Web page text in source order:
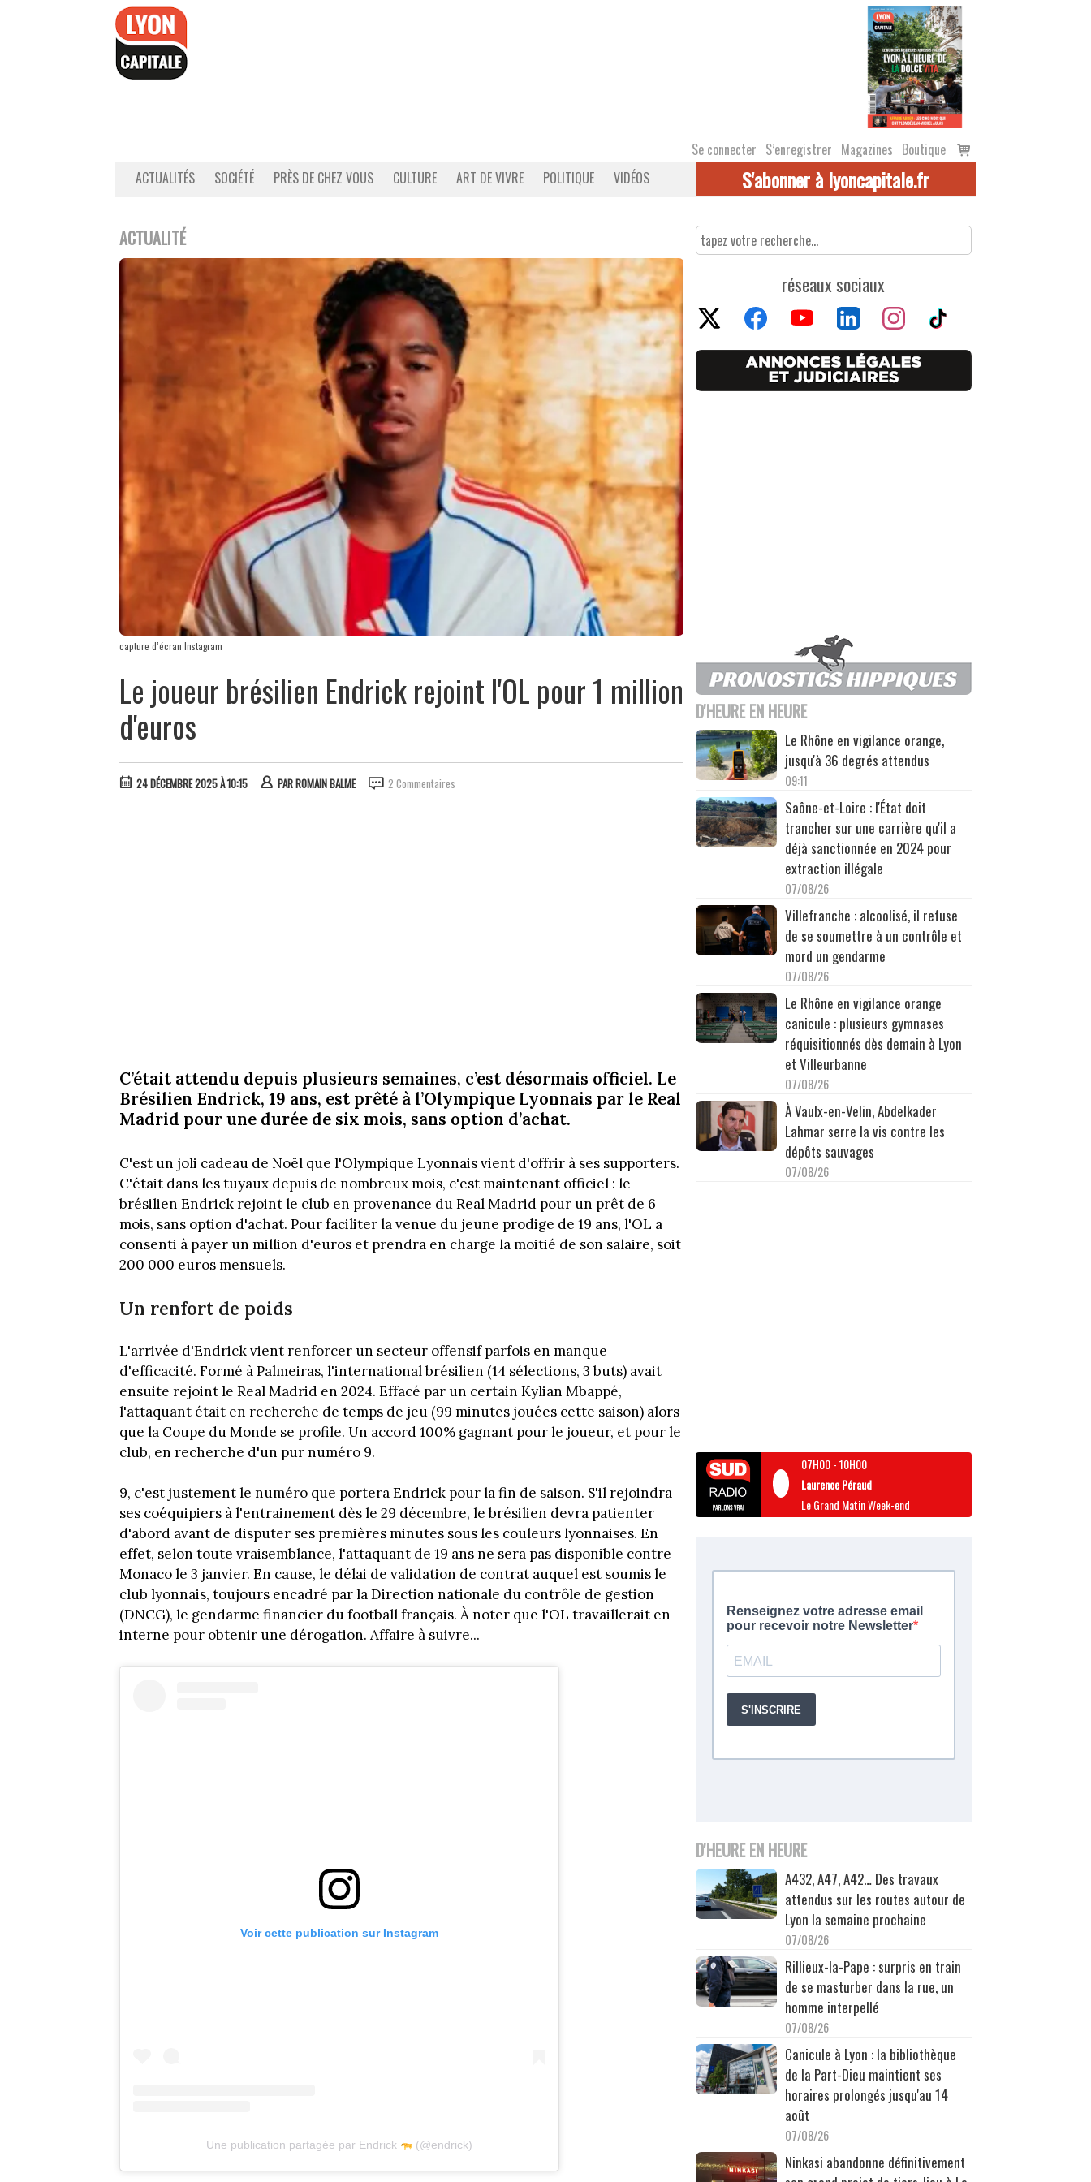
Se connecter S’enregistrer Magazines Boutique
Voir
le
ACTUALITÉS SOCIÉTÉ PRÈS DE CHEZ VOUS CULTURE ART DE VIVRE POLITIQUE VIDÉOS S'abonner à lyoncapitale.fr
ACTUALITÉ
capture d’écran Instagram
Le joueur brésilien Endrick rejoint l'OL pour 1 million
d'euros
24 DÉCEMBRE 2025 À 10:15 PARROMAIN BALME 2 Commentaires
C’était attendu depuis plusieurs semaines, c’est désormais officiel. Le
Brésilien Endrick, 19 ans, est prêté à l’Olympique Lyonnais par le Real
Madrid pour une durée de six mois, sans option d’achat.
C'est un joli cadeau de Noël que l'Olympique Lyonnais vient d'offrir à ses supporters.
C'était dans les tuyaux depuis de nombreux mois, c'est maintenant officiel : le
brésilien Endrick rejoint le club en provenance du Real Madrid pour un prêt de 6
mois, sans option d'achat. Pour faciliter la venue du jeune prodige de 19 ans, l'OL a
consenti à payer un million d'euros et prendra en charge la moitié de son salaire, soit
200 000 euros mensuels.
Un renfort de poids
L'arrivée d'Endrick vient renforcer un secteur offensif parfois en manque
d'efficacité. Formé à Palmeiras, l'international brésilien (14 sélections, 3 buts) avait
ensuite rejoint le Real Madrid en 2024. Effacé par un certain Kylian Mbappé,
l'attaquant était en recherche de temps de jeu (99 minutes jouées cette saison) alors
que la Coupe du Monde se profile. Un accord 100% gagnant pour le joueur, et pour le
club, en recherche d'un pur numéro 9.
9, c'est justement le numéro que portera Endrick pour la fin de saison. S'il rejoindra
ses coéquipiers à l'entrainement dès le 29 décembre, le brésilien devra patienter
d'abord avant de disputer ses premières minutes sous les couleurs lyonnaises. En
effet, selon toute vraisemblance, l'attaquant de 19 ans ne sera pas disponible contre
Monaco le 3 janvier. En cause, le délai de validation de contrat auquel est soumis le
club lyonnais, toujours encadré par la Direction nationale du contrôle de gestion
(DNCG), le gendarme financier du football français. À noter que l'OL travaillerait en
interne pour obtenir une dérogation. Affaire à suivre...
Voir cette publication sur Instagram
Une publication partagée par Endrick (@endrick)
réseaux sociaux
D'HEURE EN HEURE
Le Rhône en vigilance orange,
jusqu'à 36 degrés attendus
09:11
Saône-et-Loire : l'État doit
trancher sur une carrière qu'il a
déjà sanctionnée en 2024 pour
extraction illégale
07/08/26
Villefranche : alcoolisé, il refuse
de se soumettre à un contrôle et
mord un gendarme
07/08/26
Le Rhône en vigilance orange
canicule : plusieurs gymnases
réquisitionnés dès demain à Lyon
et Villeurbanne
07/08/26
À Vaulx-en-Velin, Abdelkader
Lahmar serre la vis contre les
dépôts sauvages
07/08/26
07H00-10H00
Laurence Péraud
Le Grand Matin Week-end
D'HEURE EN HEURE
A432, A47, A42… Des travaux
attendus sur les routes autour de
Lyon la semaine prochaine
07/08/26
Rillieux-la-Pape : surpris en train
de se masturber dans la rue, un
homme interpellé
07/08/26
Canicule à Lyon : la bibliothèque
de la Part-Dieu maintient ses
horaires prolongés jusqu'au 14
août
07/08/26
Ninkasi abandonne définitivement